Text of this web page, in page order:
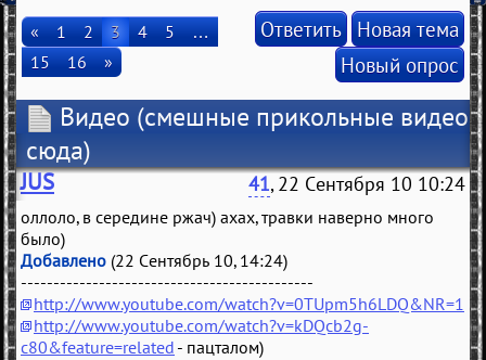
« 1 2 3 4 5
…
15
16 »
Ответить Новая тема
Новый опрос
Видео (смешные прикольные видео
сюда)
JUS 41, 22 Сентября 10 10:24
оллоло, в середине ржач) ахах, травки наверно много
было)
Добавлено (22 Сентябрь 10, 14:24)
---------------------------------------------
http://www.youtube.com/watch?v=0TUpm5h6LDQ&NR=1
http://www.youtube.com/watch?v=kDQcb2g-
c80&feature=related - пацталом)